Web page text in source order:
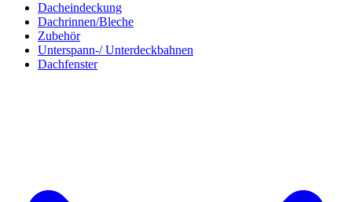
Dacheindeckung
Dachrinnen/Bleche
Zubehör
Unterspann-/ Unterdeckbahnen
Dachfenster